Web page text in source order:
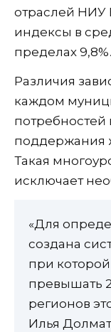
отраслей НИУ
индексы в
пределах 9,8%.
Различия
каждом
потребностей
поддержания
Такая
исключает
«Для
создана
при
превышать
регионов
Илья